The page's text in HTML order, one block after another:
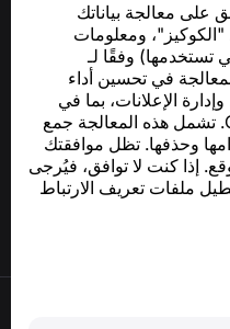
على معالجة بياناتك
ومعلومات
تستخدمها) وفقًا لـ
في تحسين أداء
الإعلانات، بما في
ذلك من خلال Google Analytics. تشمل هذه المعالجة جمع
وحذفها. تظل موافقتك
إذا كنت لا توافق، فيُرجى
ملفات تعريف الارتباط
العامة لحماية البيانات